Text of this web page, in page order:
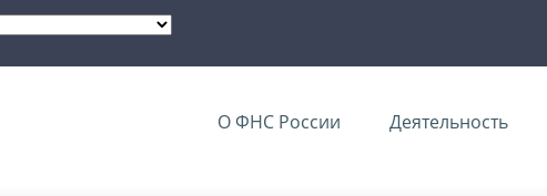
О ФНС России Деятельность